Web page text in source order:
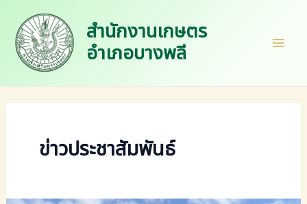
content
สำนักงานเกษตร
อำเภอบางพลี
ข่าวประชาสัมพันธ์